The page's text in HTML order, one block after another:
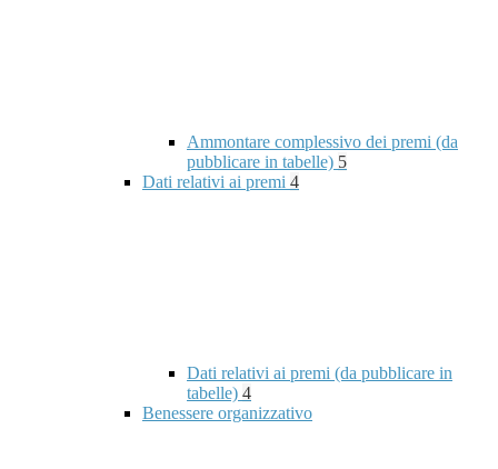
Ammontare complessivo dei premi (da
pubblicare in tabelle) 5
Dati relativi ai premi 4
Dati relativi ai premi (da pubblicare in
tabelle) 4
Benessere organizzativo